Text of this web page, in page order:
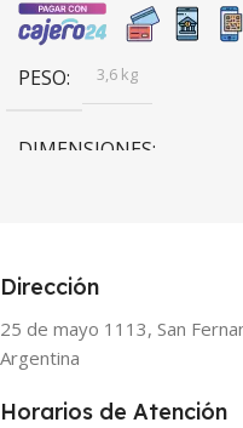
PESO 3,6 kg
DIMENSIONES
Dirección
25 de mayo 1113, San
Argentina
Horarios de Atención